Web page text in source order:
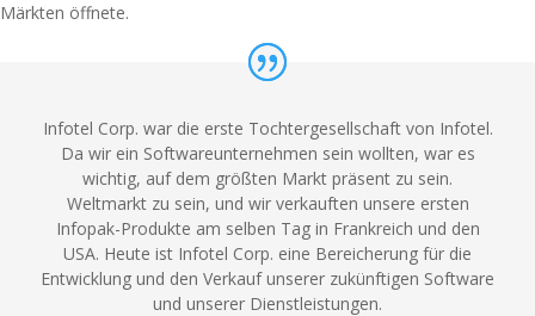
Märkten öffnete.
Infotel Corp. war die erste Tochtergesellschaft von Infotel.
Da wir ein Softwareunternehmen sein wollten, war es
wichtig, auf dem größten Markt präsent zu sein.
Weltmarkt zu sein, und wir verkauften unsere ersten
Infopak-Produkte am selben Tag in Frankreich und den
USA. Heute ist Infotel Corp. eine Bereicherung für die
Entwicklung und den Verkauf unserer zukünftigen Software
und unserer Dienstleistungen.